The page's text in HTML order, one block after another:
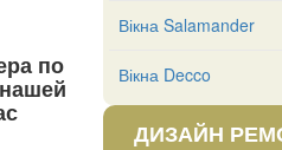
по
Вікна Salamander
Вікна Decco
ДИЗАЙН